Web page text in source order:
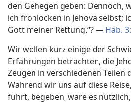
den Gehegen geben: Dennoch,
ich frohlocken in Jehova selbst;
Gott meiner Rettung.“? — Hab.
Wir wollen kurz einige der
Erfahrungen betrachten, die
Zeugen in verschiedenen Teilen
Während wir uns auf diese
führt, begeben, wäre es